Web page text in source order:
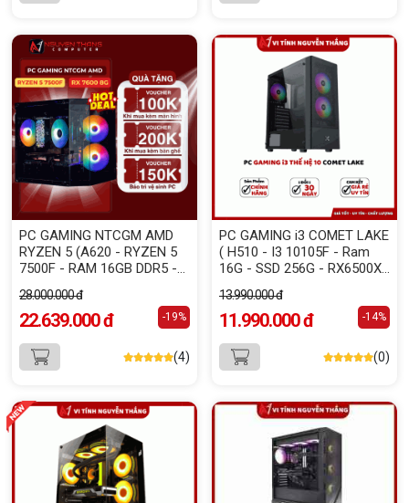
PC GAMING NTCGM AMD
RYZEN 5 (A620 - RYZEN 5
7500F - RAM 16GB DDR5 -
8GB)
28.000.000 đ
22.639.000 đ -19%
(4)
PC GAMING i3 COMET LAKE
( H510 - I3 10105F - Ram
16G - SSD 256G - RX6500XT
13.990.000 đ
11.990.000 đ -14%
(0)